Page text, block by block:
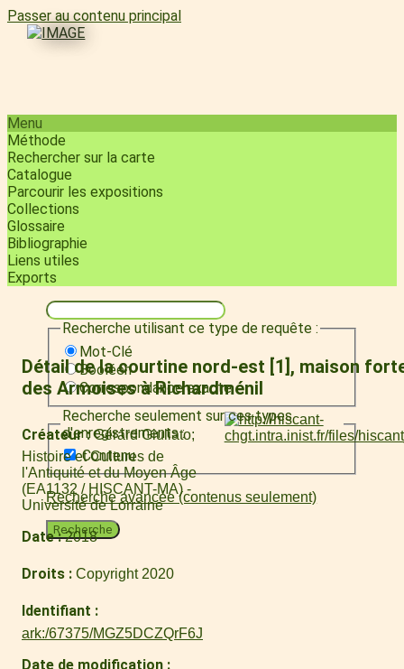
Passer au contenu principal
Menu
Méthode
Rechercher sur la carte
Catalogue
Parcourir les expositions
Collections
Glossaire
Bibliographie
Liens utiles
Exports
Recherche utilisant ce type de requête :
Mot-Clé
Booléen
Correspondance exacte
Recherche seulement sur ces types
d'enregistrements :
Contenu
Recherche avancée (contenus seulement)
Recherche
Détail de la courtine nord-est [1], maison
des Armoises à Richardménil
Créateur
Gérard Giuliato
Histoire et Cultures de
l'Antiquité et du Moyen Âge
(EA1132 / HISCANT-MA) -
Université de Lorraine
Date 2018
Droits Copyright 2020
Identifiant
ark:/67375/MGZ5DCZQrF6J
Date de modification